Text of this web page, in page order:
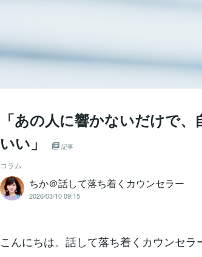
「あの人に響かないだけで
いい」
記事
コラム
ちか＠話して落ち着くカウンセラー
2026/03/10 09:15
こんにちは。話して落ち着くカウンセラ